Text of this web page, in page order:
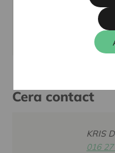
Cera contact
KRIS
016